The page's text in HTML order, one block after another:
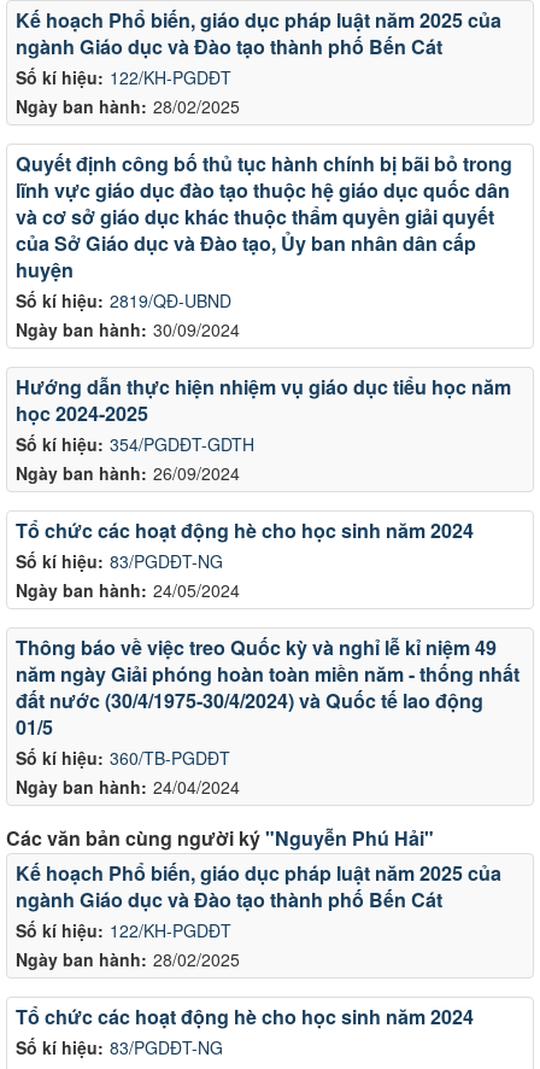
Số kí hiệu: 122/KH-PGDĐT
Ngày ban hành: 28/02/2025
Kế hoạch Phổ biến, giáo dục pháp luật năm 2025 của
ngành Giáo dục và Đào tạo thành phố Bến Cát
Số kí hiệu: 2819/QĐ-UBND
Ngày ban hành: 30/09/2024
Quyết định công bố thủ tục hành chính bị bãi bỏ trong
lĩnh vực giáo dục đào tạo thuộc hệ giáo dục quốc dân
và cơ sở giáo dục khác thuộc thẩm quyền giải quyết
của Sở Giáo dục và Đào tạo, Ủy ban nhân dân cấp
huyện
Số kí hiệu: 354/PGDĐT-GDTH
Ngày ban hành: 26/09/2024
Hướng dẫn thực hiện nhiệm vụ giáo dục tiểu học năm
học 2024-2025
Số kí hiệu: 83/PGDĐT-NG
Ngày ban hành: 24/05/2024
Tổ chức các hoạt động hè cho học sinh năm 2024
Số kí hiệu: 360/TB-PGDĐT
Ngày ban hành: 24/04/2024
Thông báo về việc treo Quốc kỳ và nghỉ lễ kỉ niệm 49
năm ngày Giải phóng hoàn toàn miền năm - thống nhất
đất nước (30/4/1975-30/4/2024) và Quốc tế lao động
01/5
Các văn bản cùng người ký"Nguyễn Phú Hải"
Số kí hiệu: 122/KH-PGDĐT
Ngày ban hành: 28/02/2025
Kế hoạch Phổ biến, giáo dục pháp luật năm 2025 của
ngành Giáo dục và Đào tạo thành phố Bến Cát
Số kí hiệu: 83/PGDĐT-NG
Tổ chức các hoạt động hè cho học sinh năm 2024